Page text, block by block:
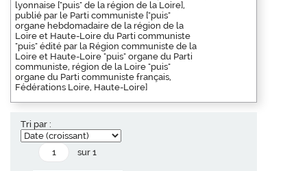
lyonnaise ["puis" de la région de la Loire],
publié par le Parti communiste ["puis"
organe hebdomadaire de la région de la
Loire et Haute-Loire du Parti communiste
"puis" édité par la Région communiste de la
Loire et Haute-Loire "puis" organe du Parti
communiste, région de la Loire "puis"
organe du Parti communiste français,
Fédérations Loire, Haute-Loire]
Tri par :
sur 1